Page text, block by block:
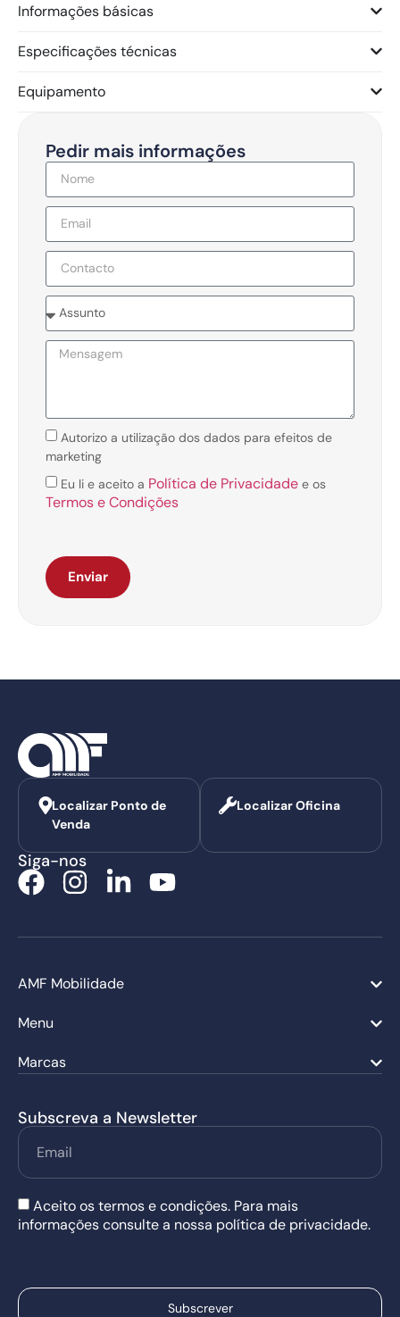
Informações básicas
Especificações técnicas
Equipamento
Pedir mais informações
Autorizo a utilização dos dados para efeitos de
marketing
Eu li e aceito a Política de Privacidade e os
Termos e Condições
Enviar
Localizar Ponto de
Venda
Localizar Oficina
Siga-nos
AMF Mobilidade
Menu
Marcas
Subscreva a Newsletter
Aceito os termos e condições. Para mais
informações consulte a nossa política de privacidade.
Subscrever